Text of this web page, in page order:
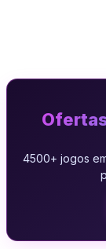
4500+ jogos